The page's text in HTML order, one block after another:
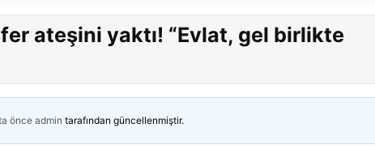
ateşini yaktı! “Evlat, gel birlikte
önce admin tarafından güncellenmiştir.